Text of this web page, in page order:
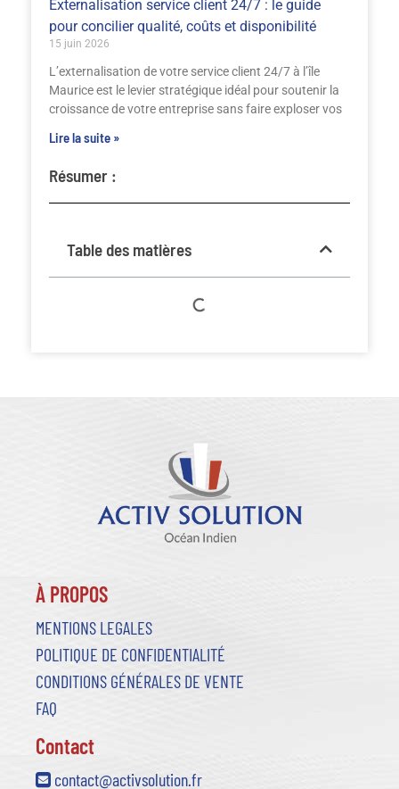
Externalisation service client 24/7 : le guide
pour concilier qualité, coûts et disponibilité
15 juin 2026
L’externalisation de votre service client 24/7 à l’île
Maurice est le levier stratégique idéal pour soutenir la
croissance de votre entreprise sans faire exploser vos
Lire la suite »
Résumer :
Table des matières
À PROPOS
MENTIONS LEGALES
POLITIQUE DE CONFIDENTIALITÉ
CONDITIONS GÉNÉRALES DE VENTE
FAQ
Contact
contact@activsolution.fr